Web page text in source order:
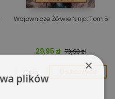
Wojownicze Żółwie Ninja. Tom 5
29,95 zł 79,90 zł
Do koszyka
×
plików